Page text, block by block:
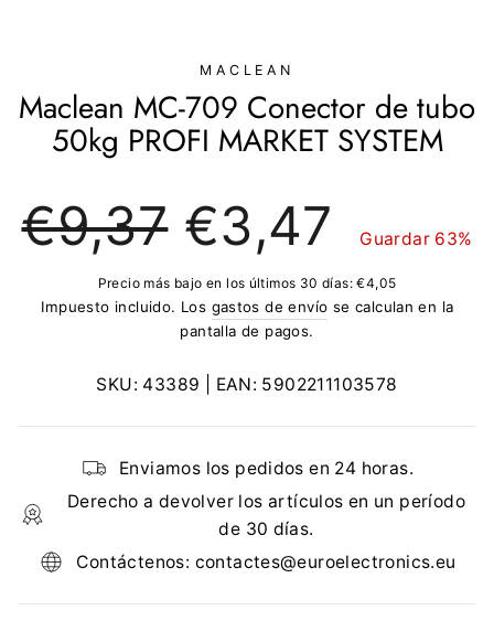
MACLEAN
Maclean MC-709 Conector de tubo
50kg PROFI MARKET SYSTEM
regular
€9,37
de
oferta
€3,47 Guardar 63%
Precio más bajo en los últimos 30 días:€4,05
Impuesto incluido. Los gastos de envío se calculan en la
pantalla de pagos.
SKU: 43389 | EAN: 5902211103578
Enviamos los pedidos en 24 horas.
Derecho a devolver los artículos en un período
de 30 días.
Contáctenos: contactes@euroelectronics.eu